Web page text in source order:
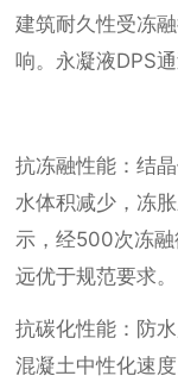
建筑耐久性受冻
响。永凝液DPS
抗冻融性能：结
水体积减少，冻
示，经500次冻融
远优于规范要求。
抗碳化性能：防
混凝土中性化速